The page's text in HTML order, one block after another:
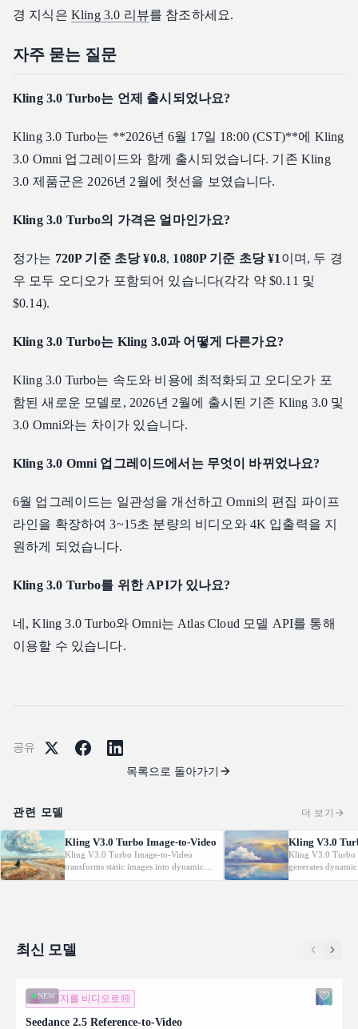
경 지식은 Kling 3.0 리뷰를 참조하세요.
자주 묻는 질문
Kling 3.0 Turbo는 언제 출시되었나요?
Kling 3.0 Turbo는 **2026년 6월 17일 18:00 (CST)**에 Kling
3.0 Omni 업그레이드와 함께 출시되었습니다. 기존 Kling
3.0 제품군은 2026년 2월에 첫선을 보였습니다.
Kling 3.0 Turbo의 가격은 얼마인가요?
정가는 720P 기준 초당 ¥0.8, 1080P 기준 초당 ¥1 이며, 두 경
우 모두 오디오가 포함되어 있습니다(각각 약 $0.11 및
$0.14).
Kling 3.0 Turbo는 Kling 3.0과 어떻게 다른가요?
Kling 3.0 Turbo는 속도와 비용에 최적화되고 오디오가 포
함된 새로운 모델로, 2026년 2월에 출시된 기존 Kling 3.0 및
3.0 Omni와는 차이가 있습니다.
Kling 3.0 Omni 업그레이드에서는 무엇이 바뀌었나요?
6월 업그레이드는 일관성을 개선하고 Omni의 편집 파이프
라인을 확장하여 3~15초 분량의 비디오와 4K 입출력을 지
원하게 되었습니다.
Kling 3.0 Turbo를 위한 API가 있나요?
네, Kling 3.0 Turbo와 Omni는 Atlas Cloud 모델 API를 통해
이용할 수 있습니다.
공유
목록으로 돌아가기
관련 모델 더 보기
Kling V3.0 Turbo Image-to-Video
Kling V3.0 Turbo Image-to-Video
transforms static images into dynamic
cinematic videos using MVL technology.
Kling V3.0
Kling V3.0 Turbo
generates
from text
최신 모델
NEW
이미지를 비디오로
Seedance 2.5 Reference-to-Video